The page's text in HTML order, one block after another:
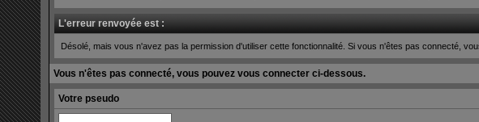
L'erreur renvoyée est :
Désolé, mais vous n'avez pas la permission d'utiliser cette fonctionnalité. Si vous n'êtes pas connecté,
Vous n'êtes pas connecté, vous pouvez vous connecter ci-dessous.
Votre pseudo